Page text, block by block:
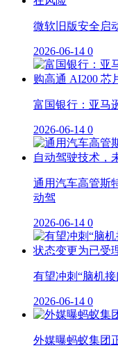
微软旧版安全启
2026-06-14 0
富国银行：亚马
2026-06-14 0
通用汽车高管斯
动驾
2026-06-14 0
有望冲刺“脑机
2026-06-14 0
外媒曝蚂蚁集团